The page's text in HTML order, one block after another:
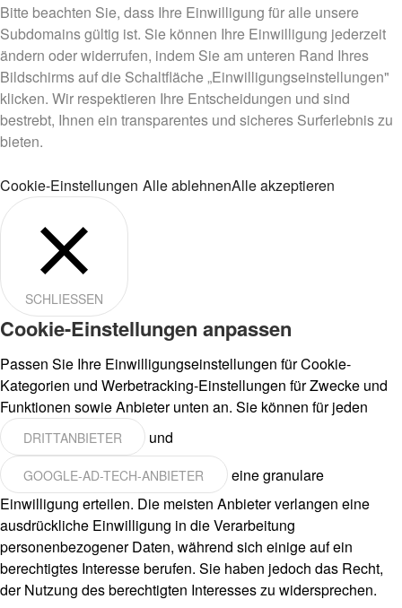
Bitte beachten Sie, dass Ihre Einwilligung für alle unsere
Subdomains gültig ist. Sie können Ihre Einwilligung jederzeit
ändern oder widerrufen, indem Sie am unteren Rand Ihres
Bildschirms auf die Schaltfläche „Einwilligungseinstellungen"
klicken. Wir respektieren Ihre Entscheidungen und sind
bestrebt, Ihnen ein transparentes und sicheres Surferlebnis zu
bieten.
Cookie-Einstellungen Alle ablehnenAlle akzeptieren
SCHLIESSEN
Cookie-Einstellungen anpassen
Passen Sie Ihre Einwilligungseinstellungen für Cookie-
Kategorien und Werbetracking-Einstellungen für Zwecke und
Funktionen sowie Anbieter unten an. Sie können für jeden
DRITTANBIETER und
GOOGLE-AD-TECH-ANBIETER
eine granulare
Einwilligung erteilen. Die meisten Anbieter verlangen eine
ausdrückliche Einwilligung in die Verarbeitung
personenbezogener Daten, während sich einige auf ein
berechtigtes Interesse berufen. Sie haben jedoch das Recht,
der Nutzung des berechtigten Interesses zu widersprechen.